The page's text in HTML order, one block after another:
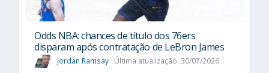
Odds NBA: chances de título dos 76ers
disparam após contratação de LeBron James
Jordan Ramsay Última atualização: 30/07/2026